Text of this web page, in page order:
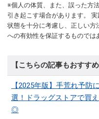
※個人の体質、また、誤った方
引き起こす場合があります。
状態を十分に考慮し、正しい
への有効性を保証するものでは
【こちらの記事もおすすめ
【2025年版】手荒れ予防
選！ドラッグストアで買
◎